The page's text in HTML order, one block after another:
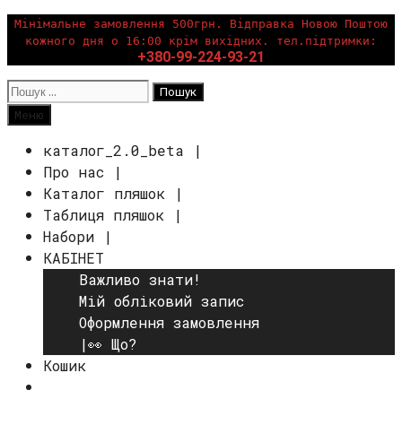
Перейти
вмісту
Мінімальне замовлення 500грн. Відправка Новою Поштою
кожного дня о 16:00 крім вихідних. тел.підтримки:
+380-99-224-93-21
Пошук:
Пошук
Меню
каталог_2.0_beta |
Про нас |
Каталог пляшок |
Таблиця пляшок |
Набори |
КАБІНЕТ
Важливо знати!
Мій обліковий запис
Оформлення замовлення
|👀 Що?
Кошик